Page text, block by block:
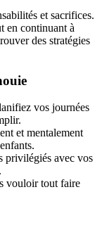
et sacrifices.
en continuant à
des stratégies
vos journées
et mentalement
privilégiés avec vos
vouloir tout faire